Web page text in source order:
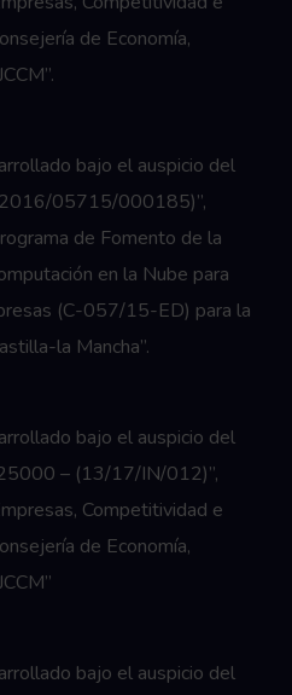
de Economía,
bajo el auspicio del
05715/000185)”,
de Fomento de la
en la Nube para
(C-057/15-ED) para la
la Mancha”.
bajo el auspicio del
– (13/17/IN/012)”,
Competitividad e
de Economía,
bajo el auspicio del